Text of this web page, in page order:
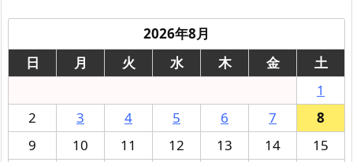
2026年8月
日
月 火 水 木 金
土
1
2
3 4 5 6 7
8
9
10 11 12 13 14
15